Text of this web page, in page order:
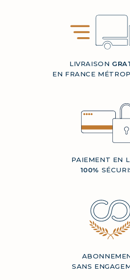
LIVRAISON
EN FRANCE
PAIEMENT EN
100%
SANS